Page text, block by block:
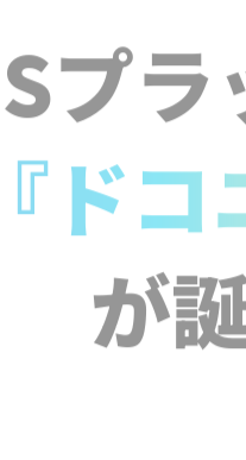
プラ
ドコ
が